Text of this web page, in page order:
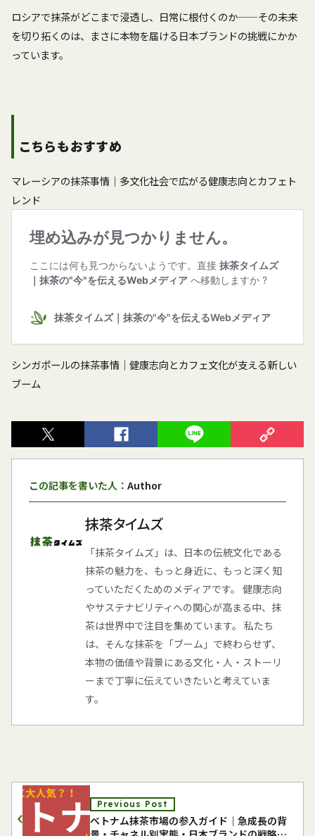
ロシアで抹茶がどこまで浸透し、日常に根付くのか——その未来
を切り拓くのは、まさに本物を届ける日本ブランドの挑戦にかか
っています。
こちらもおすすめ
マレーシアの抹茶事情｜多文化社会で広がる健康志向とカフェト
レンド
シンガポールの抹茶事情｜健康志向とカフェ文化が支える新しい
ブーム
この記事を書いた人： Author
抹茶タイムズ
「抹茶タイムズ」は、日本の伝統文化である
抹茶の魅力を、もっと身近に、もっと深く知
っていただくためのメディアです。 健康志向
やサステナビリティへの関心が高まる中、抹
茶は世界中で注目を集めています。 私たち
は、そんな抹茶を「ブーム」で終わらせず、
本物の価値や背景にある文化・人・ストーリ
ーまで丁寧に伝えていきたいと考えていま
す。
Previous Post
ベトナム抹茶市場の参入ガイド｜急成長の背